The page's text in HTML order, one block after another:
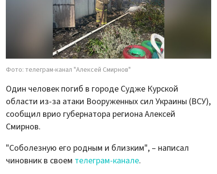
Фото: телеграм-канал "Алексей Смирнов"
Один человек погиб в городе Судже Курской
области из-за атаки Вооруженных сил Украины (ВСУ),
сообщил врио губернатора региона Алексей
Смирнов.
"Соболезную его родным и близким", – написал
чиновник в своем телеграм-канале.